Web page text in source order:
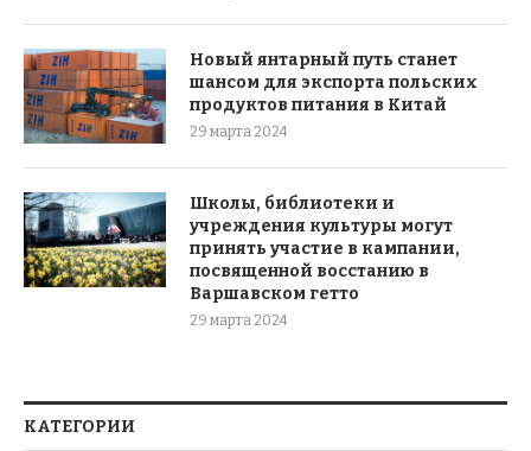
Новый янтарный путь станет
шансом для экспорта польских
продуктов питания в Китай
29 марта 2024
Школы, библиотеки и
учреждения культуры могут
принять участие в кампании,
посвященной восстанию в
Варшавском гетто
29 марта 2024
КАТЕГОРИИ